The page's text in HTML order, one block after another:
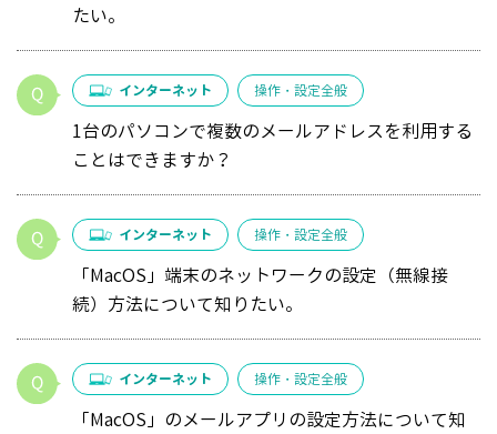
たい。
インターネット 操作・設定全般
1台のパソコンで複数のメールアドレスを利用する
ことはできますか？
インターネット 操作・設定全般
「MacOS」端末のネットワークの設定（無線接
続）方法について知りたい。
インターネット 操作・設定全般
「MacOS」のメールアプリの設定方法について知